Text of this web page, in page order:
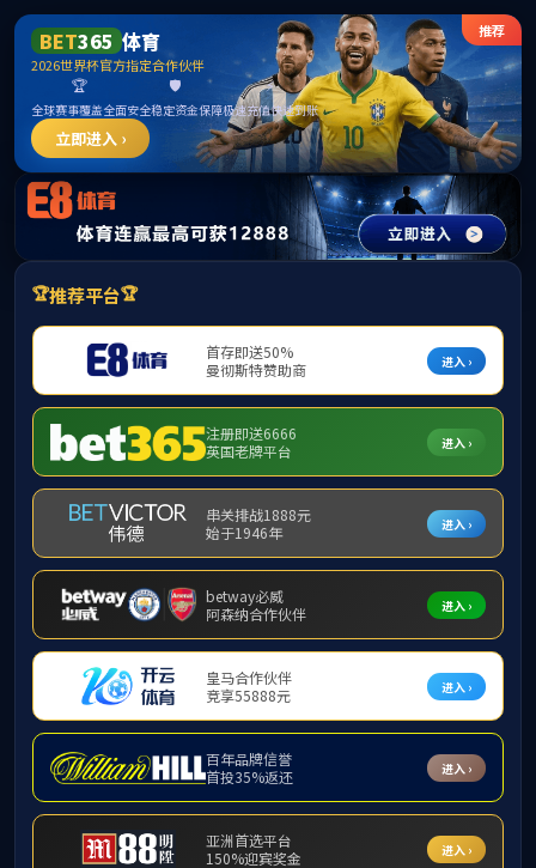
威廉希尔中文网站_WilliamHill官网 williamhill8.com
网站首页
走进威廉希尔中文网站 - 发展规划